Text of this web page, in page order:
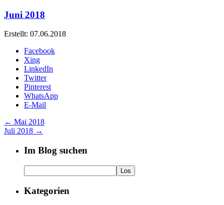
Juni 2018
Erstellt: 07.06.2018
Facebook
Xing
LinkedIn
Twitter
Pinterest
WhatsApp
E-Mail
← Mai 2018
Juli 2018 →
Im Blog suchen
Kategorien